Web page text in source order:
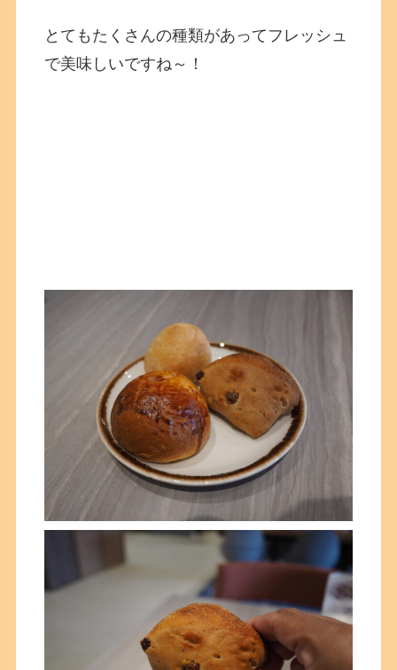
とてもたくさんの種類があってフレッシュ
で美味しいですね～！